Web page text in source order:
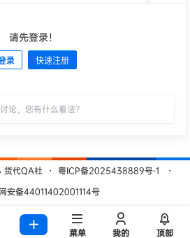
请先登录！
录 快速注册
论，您有什么看法？
货代QA社 ・ 粤ICP备2025438889号-1
・
安备44011402001114号
次，耗时 0.5461 秒
菜单 我的 顶部